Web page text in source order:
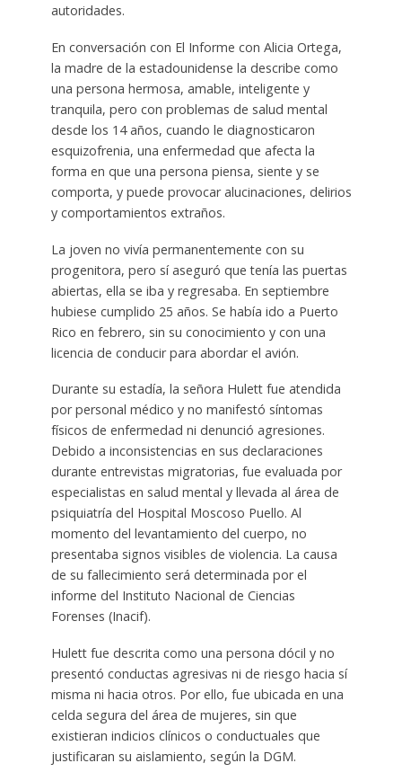
autoridades.
En conversación con El Informe con Alicia Ortega,
la madre de la estadounidense la describe como
una persona hermosa, amable, inteligente y
tranquila, pero con problemas de salud mental
desde los 14 años, cuando le diagnosticaron
esquizofrenia, una enfermedad que afecta la
forma en que una persona piensa, siente y se
comporta, y puede provocar alucinaciones, delirios
y comportamientos extraños.
La joven no vivía permanentemente con su
progenitora, pero sí aseguró que tenía las puertas
abiertas, ella se iba y regresaba. En septiembre
hubiese cumplido 25 años. Se había ido a Puerto
Rico en febrero, sin su conocimiento y con una
licencia de conducir para abordar el avión.
Durante su estadía, la señora Hulett fue atendida
por personal médico y no manifestó síntomas
físicos de enfermedad ni denunció agresiones.
Debido a inconsistencias en sus declaraciones
durante entrevistas migratorias, fue evaluada por
especialistas en salud mental y llevada al área de
psiquiatría del Hospital Moscoso Puello. Al
momento del levantamiento del cuerpo, no
presentaba signos visibles de violencia. La causa
de su fallecimiento será determinada por el
informe del Instituto Nacional de Ciencias
Forenses (Inacif).
Hulett fue descrita como una persona dócil y no
presentó conductas agresivas ni de riesgo hacia sí
misma ni hacia otros. Por ello, fue ubicada en una
celda segura del área de mujeres, sin que
existieran indicios clínicos o conductuales que
justificaran su aislamiento, según la DGM.